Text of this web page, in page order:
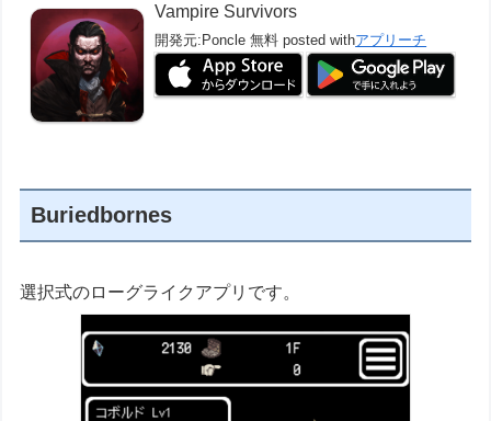
Vampire Survivors
開発元: Poncle 無料 posted withアプリーチ
Buriedbornes
選択式のローグライクアプリです。